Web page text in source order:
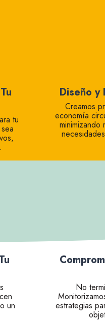
tu
Diseño y
Creamos
economía
minimizando
un
No
estrategias